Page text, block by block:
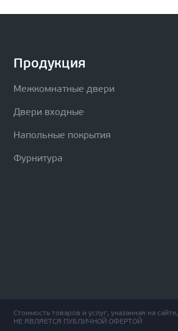
Продукция
Межкомнатные двери
Двери входные
Напольные покрытия
Фурнитура
Стоимость товаров и услуг, указанная на сайте,
НЕ ЯВЛЯЕТСЯ ПУБЛИЧНОЙ ОФЕРТОЙ